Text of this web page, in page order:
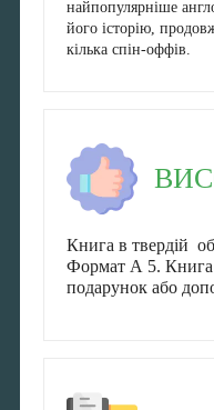
найпопулярніше
його історію,
кілька спін-оффів.
Книга в твердій
Формат А 5. Книга
подарунок або